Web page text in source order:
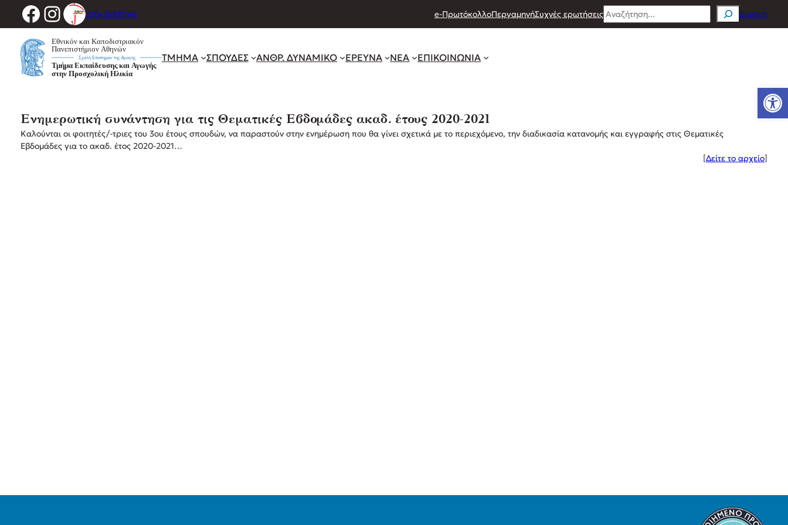
Μετάβαση
περιεχόμενο
Facebook
Instagram
210-3688196 e-ΠρωτόκολλοΠεργαμηνήΣυχνές ερωτήσειςSearch English
ΤΜΗΜΑ ΣΠΟΥΔΕΣ ΑΝΘΡ. ΔΥΝΑΜΙΚΟ ΕΡΕΥΝΑ ΝΕΑ ΕΠΙΚΟΙΝΩΝΙΑ
Ενημερωτική συνάντηση για τις Θεματικές Εβδομάδες ακαδ. έτους 2020-2021
Καλούνται οι φοιτητές/-τριες του 3ου έτους σπουδών, να παραστούν στην ενημέρωση που θα γίνει σχετικά με το περιεχόμενο, την διαδικασία κατανομής και εγγραφής στις Θεματικές
Εβδομάδες για το ακαδ. έτος 2020-2021…
[Δείτε το αρχείο]